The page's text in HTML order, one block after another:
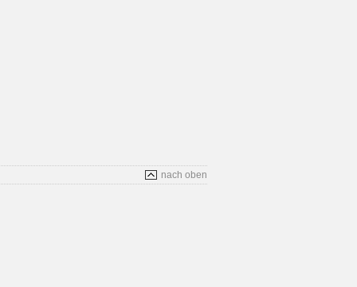
nach oben